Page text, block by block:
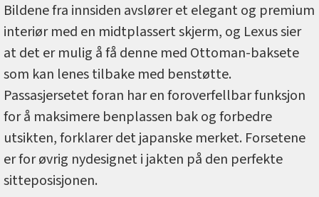
Bildene fra innsiden avslører et elegant og premium
interiør med en midtplassert skjerm, og Lexus sier
at det er mulig å få denne med Ottoman-baksete
som kan lenes tilbake med benstøtte.
Passasjersetet foran har en foroverfellbar funksjon
for å maksimere benplassen bak og forbedre
utsikten, forklarer det japanske merket. Forsetene
er for øvrig nydesignet i jakten på den perfekte
sitteposisjonen.